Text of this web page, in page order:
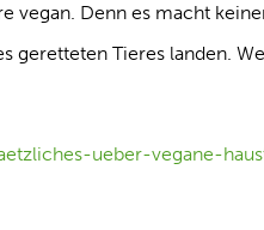
vegan. Denn es macht
geretteten Tieres landen.
ueber-vegane-